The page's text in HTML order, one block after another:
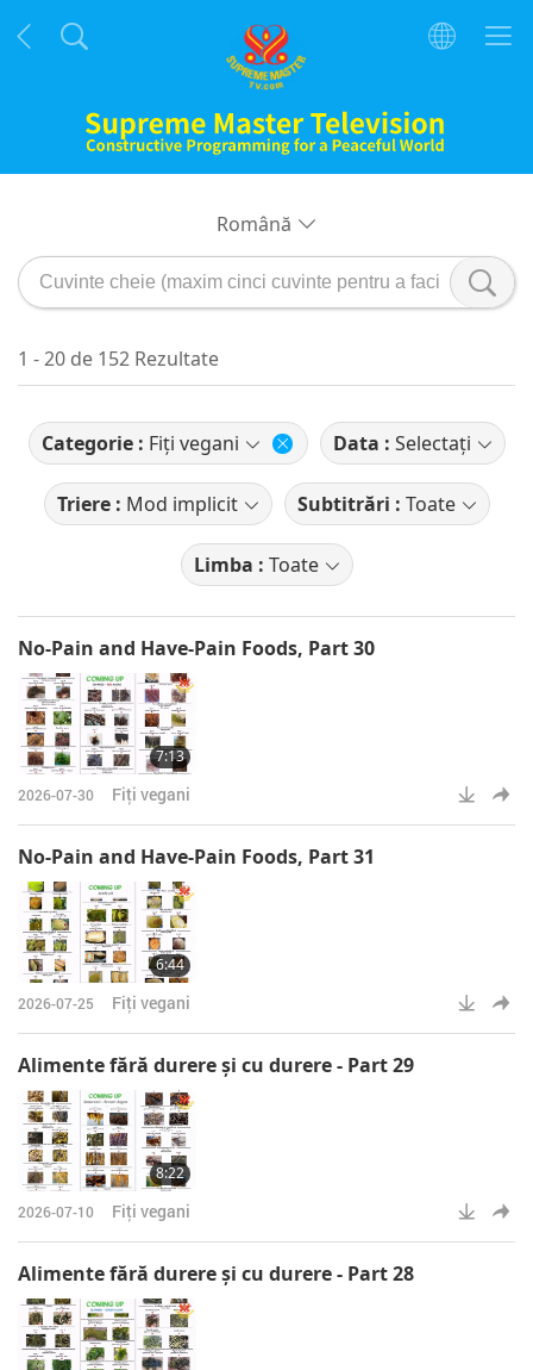
Română
1 - 20 de 152 Rezultate
Categorie : Fiţi vegani Data : Selectați
Triere : Mod implicit Subtitrări : Toate
Limba : Toate
No-Pain and Have-Pain Foods, Part 30
7:13
2026-07-30 Fiţi vegani
No-Pain and Have-Pain Foods, Part 31
6:44
2026-07-25 Fiţi vegani
Alimente fără durere şi cu durere - Part 29
8:22
2026-07-10 Fiţi vegani
Alimente fără durere şi cu durere - Part 28